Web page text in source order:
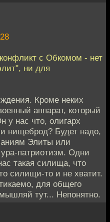
с Обкомом - нет
ни для
Кроме неких
аппарат, который
у нас что, олигарх
нищеброд? Будет надо,
Элиты или
патриотизм. Одни
такая силища, что
силищи-то и не хватит.
для общего
тут... Непонятно.